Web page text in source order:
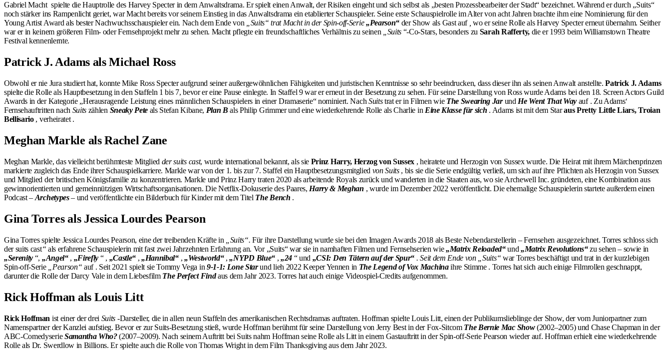
Gabriel Macht spielte die Hauptrolle des Harvey Specter in dem Anwaltsdrama. Er spielt einen Anwalt, der Risiken eingeht und sich selbst als „besten Prozessbearbeiter der Stadt“ bezeichnet. Während er durch „Suits“
noch stärker ins Rampenlicht geriet, war Macht bereits vor seinem Einstieg in das Anwaltsdrama ein etablierter Schauspieler. Seine erste Schauspielrolle im Alter von acht Jahren brachte ihm eine Nominierung für den
Young Artist Award als bester Nachwuchsschauspieler ein. Nach dem Ende von „Suits“ trat Macht in der Spin-off-Serie„Pearson“ der Show als Gast auf , wo er seine Rolle als Harvey Specter erneut übernahm. Seither
war er in keinem größeren Film- oder Fernsehprojekt mehr zu sehen. Macht pflegte ein freundschaftliches Verhältnis zu seinen „Suits “-Co-Stars, besonders zu Sarah Rafferty,die er 1993 beim Williamstown Theatre
Festival kennenlernte.
Patrick J. Adams als Michael Ross
Obwohl er nie Jura studiert hat, konnte Mike Ross Specter aufgrund seiner außergewöhnlichen Fähigkeiten und juristischen Kenntnisse so sehr beeindrucken, dass dieser ihn als seinen Anwalt anstellte.Patrick J. Adams
spielte die Rolle als Hauptbesetzung in den Staffeln 1 bis 7, bevor er eine Pause einlegte. In Staffel 9 war er erneut in der Besetzung zu sehen. Für seine Darstellung von Ross wurde Adams bei den 18. Screen Actors Guild
Awards in der Kategorie „Herausragende Leistung eines männlichen Schauspielers in einer Dramaserie“ nominiert. Nach Suitstrat er in Filmen wie The Swearing Jarund He Went That Way auf . Zu Adams‘
Fernsehauftritten nach Suits zählen Sneaky Peteals Stefan Kibane, Plan B als Philip Grimmer und eine wiederkehrende Rolle als Charlie in Eine Klasse für sich . Adams ist mit dem Staraus Pretty Little Liars, Troian
Bellisario, verheiratet .
Meghan Markle als Rachel Zane
Meghan Markle, das vielleicht berühmteste Mitglied dersuits cast, wurde international bekannt, als sie Prinz Harry, Herzog von Sussex , heiratete und Herzogin von Sussex wurde. Die Heirat mit ihrem Märchenprinzen
markierte zugleich das Ende ihrer Schauspielkarriere. Markle war von der 1. bis zur 7. Staffel ein Hauptbesetzungsmitglied von Suits, bis sie die Serie endgültig verließ, um sich auf ihre Pflichten als Herzogin von Sussex
und Mitglied der britischen Königsfamilie zu konzentrieren. Markle und Prinz Harry traten 2020 als arbeitende Royals zurück und wanderten in die Staaten aus, wo sie Archewell Inc. gründeten, eine Kombination aus
gewinnorientierten und gemeinnützigen Wirtschaftsorganisationen. Die Netflix-Dokuserie des Paares, Harry & Meghan , wurde im Dezember 2022 veröffentlicht. Die ehemalige Schauspielerin startete außerdem einen
Podcast – Archetypes– und veröffentlichte ein Bilderbuch für Kinder mit dem Titel The Bench .
Gina Torres als Jessica Lourdes Pearson
Gina Torres spielte Jessica Lourdes Pearson, eine der treibenden Kräfte in „Suits“. Für ihre Darstellung wurde sie bei den Imagen Awards 2018 als Beste Nebendarstellerin – Fernsehen ausgezeichnet. Torres schloss sich
der suits cast“ als erfahrene Schauspielerin mit fast zwei Jahrzehnten Erfahrung an. Vor „Suits“ war sie in namhaften Filmen und Fernsehserien wie„Matrix Reloaded“und „Matrix Revolutions“zu sehen – sowie in
„Serenity “, „Angel“, „Firefly “ , „Castle“,„Hannibal“, „Westworld“,„NYPD Blue“, „24 “ und „CSI: Den Tätern auf der Spur“ . Seit dem Ende von „Suits“ war Torres beschäftigt und trat in der kurzlebigen
Spin-off-Serie
„Pearson“ auf . Seit 2021 spielt sie Tommy Vega in 9-1-1: Lone Starund lieh 2022 Keeper Yennen in The Legend of Vox Machinaihre Stimme . Torres hat sich auch einige Filmrollen geschnappt,
darunter die Rolle der Darcy Vale in dem Liebesfilm The Perfect Findaus dem Jahr 2023. Torres hat auch einige Videospiel-Credits aufgenommen.
Rick Hoffman als Louis Litt
Rick Hoffman ist einer der drei Suits -Darsteller, die in allen neun Staffeln des amerikanischen Rechtsdramas auftraten. Hoffman spielte Louis Litt, einen der Publikumslieblinge der Show, der vom Juniorpartner zum
Namenspartner der Kanzlei aufstieg. Bevor er zur Suits-Besetzung stieß, wurde Hoffman berühmt für seine Darstellung von Jerry Best in der Fox-SitcomThe Bernie Mac Show(2002–2005) und Chase Chapman in der
ABC-ComedyserieSamantha Who?(2007–2009). Nach seinem Auftritt bei Suits nahm Hoffman seine Rolle als Litt in einem Gastauftritt in der Spin-off-Serie Pearson wieder auf. Hoffman erhielt eine wiederkehrende
Rolle als Dr. Swerdlow in Billions. Er spielte auch die Rolle von Thomas Wright in dem Film Thanksgiving aus dem Jahr 2023.